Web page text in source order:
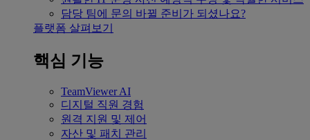
담당 팀에 문의 바뀔 준비가 되셨나요?
플랫폼 살펴보기
핵심 기능
TeamViewer AI
디지털 직원 경험
원격 지원 및 제어
자산 및 패치 관리